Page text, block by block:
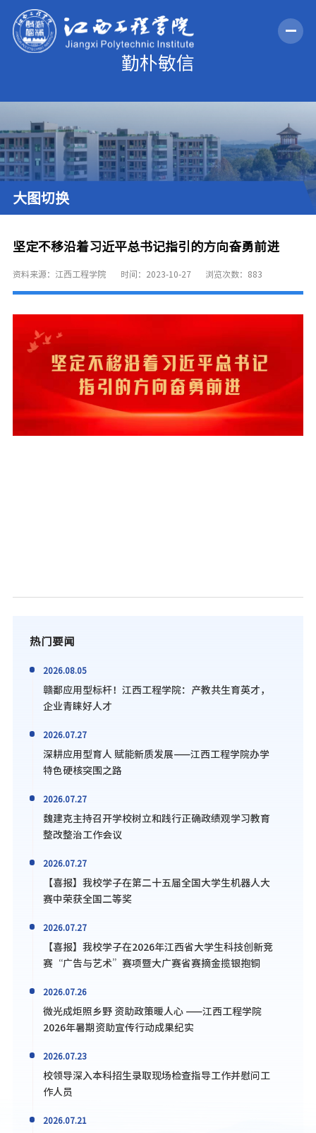
大图切换
坚定不移沿着习近平总书记指引的方向奋勇前进
资料来源：江西工程学院 时间：2023-10-27 浏览次数： 883
热门要闻
2026.08.05
赣鄱应用型标杆！江西工程学院：产教共生育英才，
企业青睐好人才
2026.07.27
深耕应用型育人 赋能新质发展——江西工程学院办学
特色硬核突围之路
2026.07.27
魏建克主持召开学校树立和践行正确政绩观学习教育
整改整治工作会议
2026.07.27
【喜报】我校学子在第二十五届全国大学生机器人大
赛中荣获全国二等奖
2026.07.27
【喜报】我校学子在2026年江西省大学生科技创新竞
赛“广告与艺术”赛项暨大广赛省赛摘金揽银抱铜
2026.07.26
微光成炬照乡野 资助政策暖人心 ——江西工程学院
2026年暑期资助宣传行动成果纪实
2026.07.23
校领导深入本科招生录取现场检查指导工作并慰问工
作人员
2026.07.21